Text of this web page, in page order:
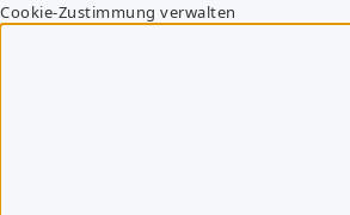
Cookie-Zustimmung verwalten